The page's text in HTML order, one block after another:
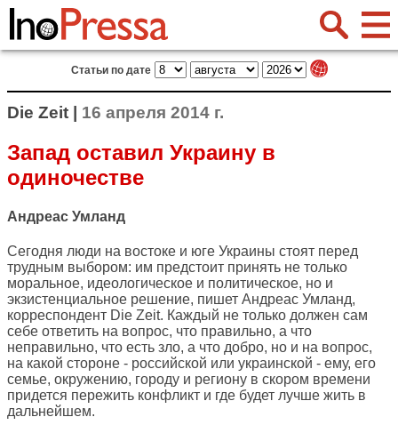
Статьи по дате
Die Zeit | 16 апреля 2014 г.
Запад оставил Украину в
одиночестве
Андреас Умланд
Сегодня люди на востоке и юге Украины стоят перед
трудным выбором: им предстоит принять не только
моральное, идеологическое и политическое, но и
экзистенциальное решение, пишет Андреас Умланд,
корреспондент Die Zeit. Каждый не только должен сам
себе ответить на вопрос, что правильно, а что
неправильно, что есть зло, а что добро, но и на вопрос,
на какой стороне - российской или украинской - ему, его
семье, окружению, городу и региону в скором времени
придется пережить конфликт и где будет лучше жить в
дальнейшем.